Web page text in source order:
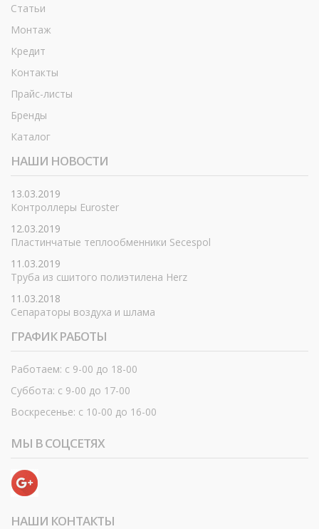
Статьи
Монтаж
Кредит
Контакты
Прайс-листы
Бренды
Каталог
НАШИ НОВОСТИ
13.03.2019
Контроллеры Euroster
12.03.2019
Пластинчатые теплообменники Secespol
11.03.2019
Труба из сшитого полиэтилена Herz
11.03.2018
Сепараторы воздуха и шлама
ГРАФИК РАБОТЫ
Работаем: с 9-00 до 18-00
Суббота: с 9-00 до 17-00
Воскресенье: с 10-00 до 16-00
МЫ В СОЦСЕТЯХ
НАШИ КОНТАКТЫ